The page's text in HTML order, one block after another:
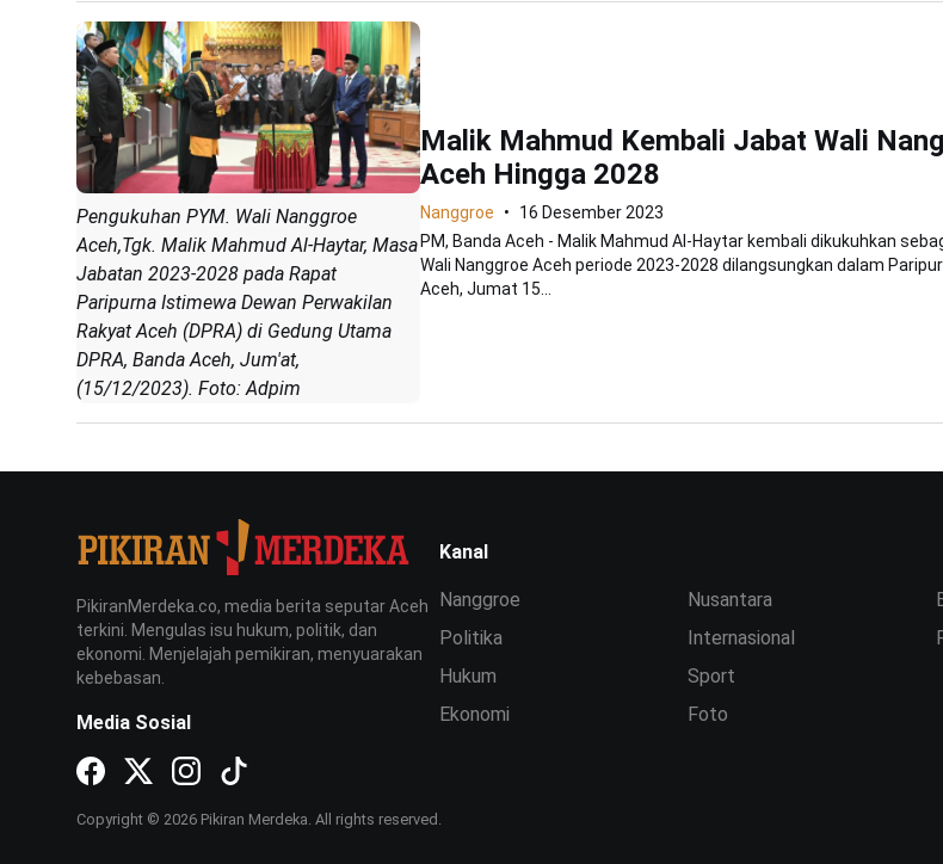
Pengukuhan PYM. Wali Nanggroe
Aceh,Tgk. Malik Mahmud Al-Haytar, Masa
Jabatan 2023-2028 pada Rapat
Paripurna Istimewa Dewan Perwakilan
Rakyat Aceh (DPRA) di Gedung Utama
DPRA, Banda Aceh, Jum'at,
(15/12/2023). Foto: Adpim
Malik Mahmud Kembali Jabat Wali
Aceh Hingga 2028
Nanggroe
16 Desember 2023
PM, Banda Aceh - Malik Mahmud Al-Haytar kembali dikukuhkan
Wali Nanggroe Aceh periode 2023-2028 dilangsungkan dalam
Aceh, Jumat 15...
PikiranMerdeka.co, media berita seputar Aceh
terkini. Mengulas isu hukum, politik, dan
ekonomi. Menjelajah pemikiran, menyuarakan
kebebasan.
Media Sosial
Kanal
Nanggroe
Politika
Hukum
Ekonomi
Nusantara
Internasional
Sport
Foto
Copyright © 2026 Pikiran Merdeka. All rights reserved.